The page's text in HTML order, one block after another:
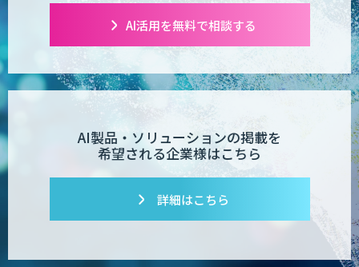
AI活用を無料で相談する
AI製品・ソリューションの掲載を
希望される企業様はこちら
詳細はこちら